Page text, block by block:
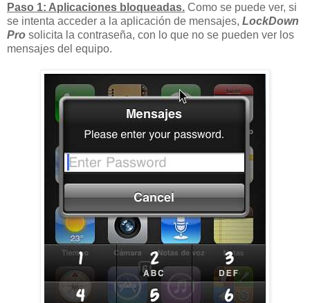
Paso 1: Aplicaciones bloqueadas. Como se puede ver, si
se intenta acceder a la aplicación de mensajes, LockDown
Pro solicita la contraseña, con lo que no se pueden ver los
mensajes del equipo.